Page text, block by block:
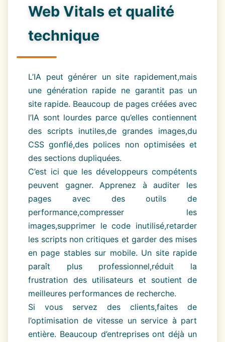
Web Vitals et qualité
technique
L’IA peut générer un site rapidement,mais
une génération rapide ne garantit pas un
site rapide. Beaucoup de pages créées avec
l’IA sont lourdes parce qu’elles contiennent
des scripts inutiles,de grandes images,du
CSS gonflé,des polices non optimisées et
des sections dupliquées.
C’est ici que les développeurs compétents
peuvent gagner. Apprenez à auditer les
pages avec des outils de
performance,compresser les
images,supprimer le code inutilisé,retarder
les scripts non critiques et garder des mises
en page stables sur mobile. Un site rapide
paraît plus professionnel,réduit la
frustration des utilisateurs et soutient de
meilleures performances de recherche.
Si vous servez des clients,faites de
l’optimisation de vitesse un service à part
entière. Beaucoup d’entreprises ont déjà un